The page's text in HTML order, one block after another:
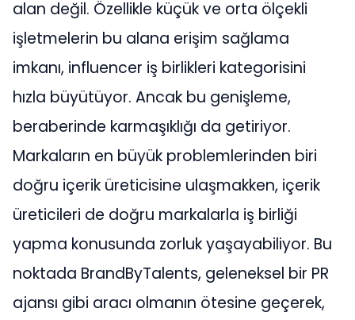
alan değil. Özellikle küçük ve orta ölçekli
işletmelerin bu alana erişim sağlama
imkanı, influencer iş birlikleri kategorisini
hızla büyütüyor. Ancak bu genişleme,
beraberinde karmaşıklığı da getiriyor.
Markaların en büyük problemlerinden biri
doğru içerik üreticisine ulaşmakken, içerik
üreticileri de doğru markalarla iş birliği
yapma konusunda zorluk yaşayabiliyor. Bu
noktada BrandByTalents, geleneksel bir PR
ajansı gibi aracı olmanın ötesine geçerek,